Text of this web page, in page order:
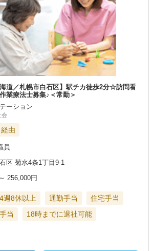
海道／札幌市白石区】駅チカ徒歩2分☆訪問看
業療法士募集♪＜常勤＞
ーション
会
由
員
区 菊水4条1丁目9-1
～256,000円
4週8休以上 通勤手当
住宅手当
当
18時までに退社可能